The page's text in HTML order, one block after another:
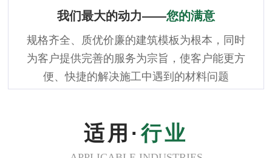
我们最大的动力——您的满意
规格齐全、质优价廉的建筑模板为根本，同时
为客户提供完善的服务为宗旨，使客户能更方
便、快捷的解决施工中遇到的材料问题
适用·行业